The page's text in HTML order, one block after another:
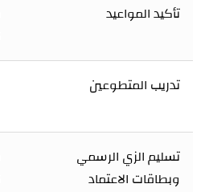
تأكيد المواعيد
تدريب المتطوعين
تسليم الزي الرسمي
وبطاقات الاعتماد